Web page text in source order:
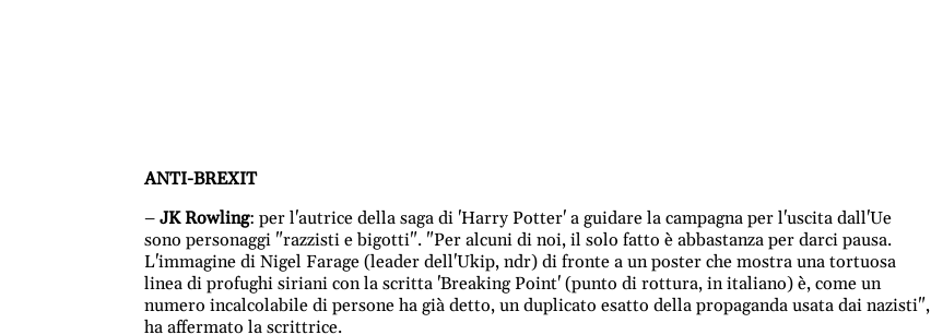
ANTI-BREXIT
– JK Rowling: per l'autrice della saga di 'Harry Potter' a guidare la campagna per l'uscita dall'Ue
sono personaggi "razzisti e bigotti". "Per alcuni di noi, il solo fatto è abbastanza per darci pausa.
L'immagine di Nigel Farage (leader dell'Ukip, ndr) di fronte a un poster che mostra una tortuosa
linea di profughi siriani con la scritta 'Breaking Point' (punto di rottura, in italiano) è, come un
numero incalcolabile di persone ha già detto, un duplicato esatto della propaganda usata dai nazisti",
ha affermato la scrittrice.